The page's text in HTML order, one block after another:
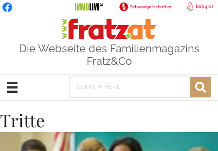
Die Webseite des Familienmagazins
Fratz&Co
Tritte